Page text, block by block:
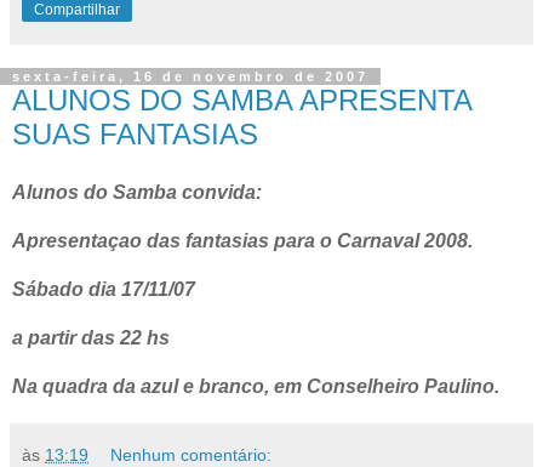
Compartilhar
sexta-feira, 16 de novembro de 2007
ALUNOS DO SAMBA APRESENTA
SUAS FANTASIAS
Alunos do Samba convida:
Apresentaçao das fantasias para o Carnaval 2008.
Sábado dia 17/11/07
a partir das 22 hs
Na quadra da azul e branco, em Conselheiro Paulino.
às 13:19 Nenhum comentário: